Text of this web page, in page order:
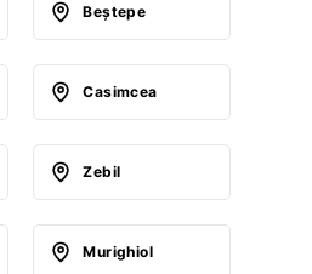
Beştepe
Casimcea
Zebil
Murighiol